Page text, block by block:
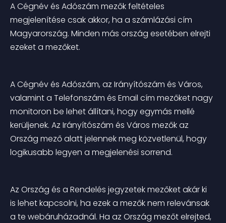
A Cégnév és Adószám mezők feltételes
megjelenítése csak akkor, ha a számlázási cím
Magyarország. Minden más ország esetében elrejti
ezeket a mezőket.
A Cégnév és Adószám, az Irányítószám és Város,
valamint a Telefonszám és Email cím mezőket nagy
monitoron be lehet állítani, hogy egymás mellé
kerüljenek. Az Irányítószám és Város mezők az
Ország mező alatt jelennek meg közvetlenül, hogy
logikusabb legyen a megjelenési sorrend.
Az Ország és a Rendelés jegyzetek mezőket akár ki
is lehet kapcsolni, ha ezek a mezők nem relevánsak
a te webáruházadnál. Ha az Ország mezőt elrejted,